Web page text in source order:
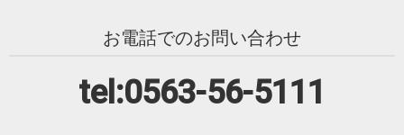
お電話でのお問い合わせ
tel:0563-56-5111